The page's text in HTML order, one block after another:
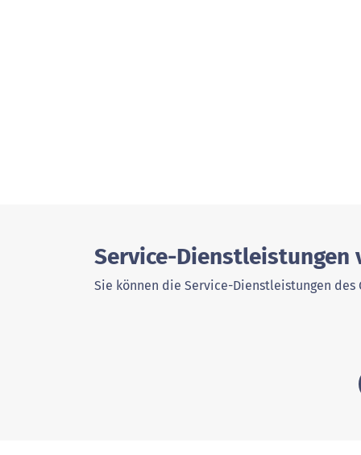
Service-Dienstleistungen
Sie können die Service-Dienstleistungen des